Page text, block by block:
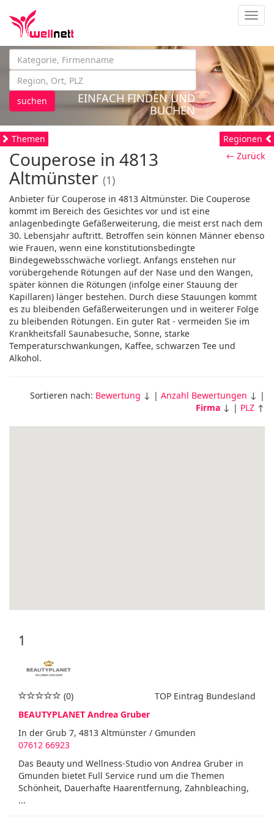
suchen
EINFACH FINDEN UND
BUCHEN
Themen
← Zurück
Couperose in 4813
Altmünster (1)
Anbieter für Couperose in 4813 Altmünster. Die Couperose
kommt im Bereich des Gesichtes vor und ist eine
anlagenbedingte Gefäßerweiterung, die meist erst nach dem
30. Lebensjahr auftritt. Betroffen sein können Männer ebenso
wie Frauen, wenn eine konstitutionsbedingte
Bindegewebsschwäche vorliegt. Anfangs enstehen nur
vorübergehende Rötungen auf der Nase und den Wangen,
später können die Rötungen (infolge einer Stauung der
Kapillaren) länger bestehen. Durch diese Stauungen kommt
es zu bleibenden Gefäßerweiterungen und in weiterer Folge
zu bleibenden Rötungen. Ein guter Rat - vermeiden Sie im
Krankheitsfall Saunabesuche, Sonne, starke
Temperaturschwankungen, Kaffee, schwarzen Tee und
Alkohol.
Sortieren nach: Bewertung ↓ | Anzahl Bewertungen ↓ |
Firma ↓ | PLZ ↑
1
TOP Eintrag Bundesland
(0)
BEAUTYPLANET Andrea Gruber
In der Grub 7, 4813 Altmünster / Gmunden
07612 66923
Das Beauty und Wellness-Studio von Andrea Gruber in
Gmunden bietet Full Service rund um die Themen
Schönheit, Dauerhafte Haarentfernung, Zahnbleaching,
...
Regionen